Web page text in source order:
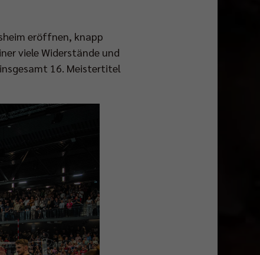
eröffnen, knapp
viele Widerstände und
16. Meistertitel